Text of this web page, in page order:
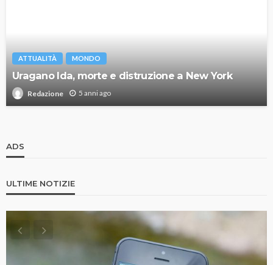
ATTUALITÀ MONDO
Uragano Ida, morte e distruzione a New York
Redazione 5 anni ago
ADS
ULTIME NOTIZIE